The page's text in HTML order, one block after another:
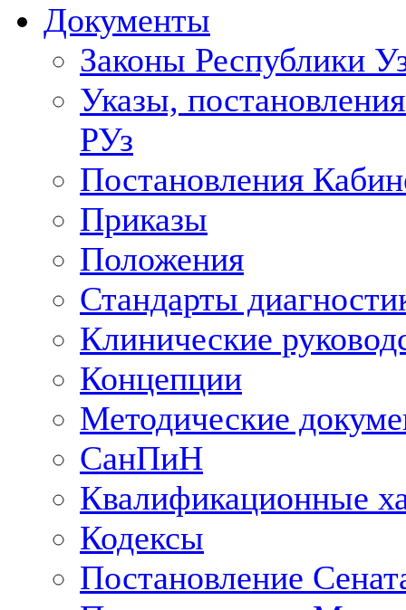
Документы
Законы Республики
Указы,
РУз
Постановления
Приказы
Положения
Стандарты
Клинические
Концепции
Методические
СанПиН
Квалификационные
Кодексы
Постановление